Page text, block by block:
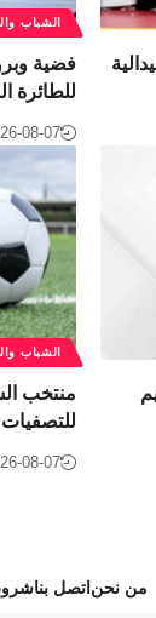
للتايكواندو يحصد 15 ميدالية
الشباب
فضية
للطائرة
08-07
الشباب
منتخب
للتصفيات
08-07
من نحن اتصل بنا